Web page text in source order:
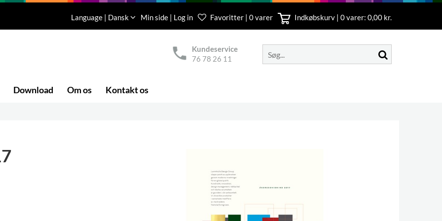
Language | Dansk Min side | Log in Favoritter | 0 varer Indkøbskurv | 0varer: 0,00 kr.
Kundeservice
76 78 26 11
Download Om os Kontakt os